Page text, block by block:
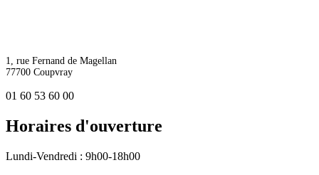
1, rue Fernand de Magellan
77700 Coupvray
01 60 53 60 00
Horaires d'ouverture
Lundi-Vendredi : 9h00-18h00